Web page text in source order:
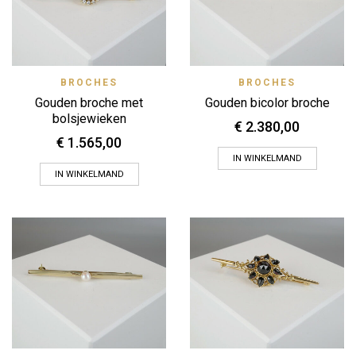
BROCHES
Gouden broche met
bolsjewieken
€ 1.565,00
IN WINKELMAND
BROCHES
Gouden bicolor broche
€ 2.380,00
IN WINKELMAND